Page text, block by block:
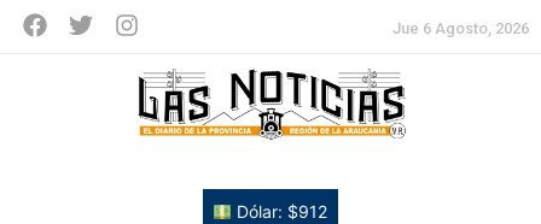
Jue 6 Agosto, 2026
Dólar: $912